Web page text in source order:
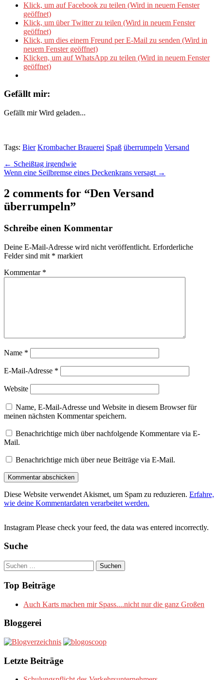
Klick, um auf Facebook zu teilen (Wird in neuem Fenster
geöffnet)
Klick, um über Twitter zu teilen (Wird in neuem Fenster
geöffnet)
Klick, um dies einem Freund per E-Mail zu senden (Wird in
neuem Fenster geöffnet)
Klicken, um auf WhatsApp zu teilen (Wird in neuem Fenster
geöffnet)
Gefällt mir:
Gefällt mir Wird geladen...
Tags: Bier Krombacher Brauerei Spaß überrumpeln Versand
Post
navigation
← Scheißtag irgendwie
Wenn eine Seilbremse eines Deckenkrans versagt →
2 comments for “Den Versand
überrumpeln”
Schreibe einen Kommentar
Deine E-Mail-Adresse wird nicht veröffentlicht. Erforderliche
Felder sind mit * markiert
Kommentar *
Name *
E-Mail-Adresse *
Website
Name, E-Mail-Adresse und Website in diesem Browser für
meinen nächsten Kommentar speichern.
Benachrichtige mich über nachfolgende Kommentare via E-
Mail.
Benachrichtige mich über neue Beiträge via E-Mail.
Diese Website verwendet Akismet, um Spam zu reduzieren. Erfahre,
wie deine Kommentardaten verarbeitet werden.
Instagram Please check your feed, the data was entered incorrectly.
Suche
Suchen
nach:
Top Beiträge
Auch Karts machen mir Spass....nicht nur die ganz Großen
Bloggerei
Letzte Beiträge